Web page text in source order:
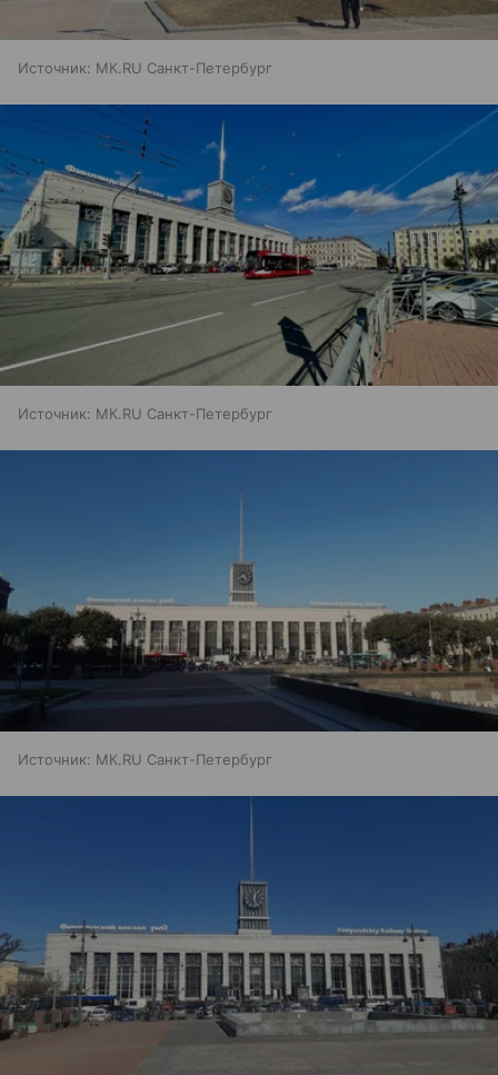
Источник: МК.RU Санкт-Петербург
Источник: МК.RU Санкт-Петербург
Источник: МК.RU Санкт-Петербург